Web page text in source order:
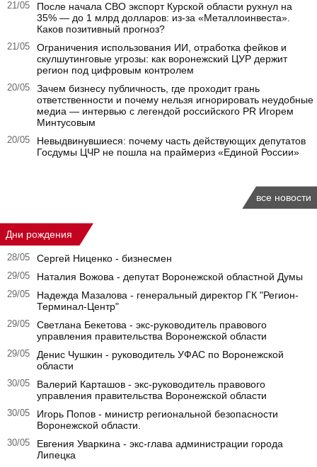
21/05
После начала СВО экспорт Курской области рухнул на
35% — до 1 млрд долларов: из-за «Металлоинвеста».
Каков позитивный прогноз?
21/05
Ограничения использования ИИ, отработка фейков и
скулшутинговые угрозы: как воронежский ЦУР держит
регион под цифровым контролем
20/05
Зачем бизнесу публичность, где проходит грань
ответственности и почему нельзя игнорировать неудобные
медиа — интервью с легендой российского PR Игорем
Минтусовым
20/05
Невыдвинувшиеся: почему часть действующих депутатов
Госдумы ЦЧР не пошла на праймериз «Единой России»
все новости
Дни рождения
28/05 Сергей Ниценко - бизнесмен
29/05 Наталия Вожова - депутат Воронежской областной Думы
29/05
Надежда Мазалова - генеральный директор ГК "Регион-
Терминал-Центр"
29/05
Светлана Бекетова - экс-руководитель правового
управления правительства Воронежской области
29/05
Денис Чушкин - руководитель УФАС по Воронежской
области
30/05
Валерий Карташов - экс-руководитель правового
управления правительства Воронежской области
30/05
Игорь Попов - министр региональной безопасности
Воронежской области.
30/05
Евгения Уваркина - экс-глава администрации города
Липецка